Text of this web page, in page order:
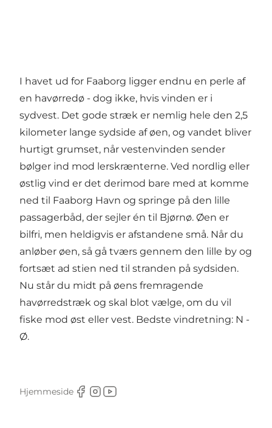
I havet ud for Faaborg ligger endnu en perle af
en havørredø - dog ikke, hvis vinden er i
sydvest. Det gode stræk er nemlig hele den 2,5
kilometer lange sydside af øen, og vandet bliver
hurtigt grumset, når vestenvinden sender
bølger ind mod lerskrænterne. Ved nordlig eller
østlig vind er det derimod bare med at komme
ned til Faaborg Havn og springe på den lille
passagerbåd, der sejler én til Bjørnø. Øen er
bilfri, men heldigvis er afstandene små. Når du
anløber øen, så gå tværs gennem den lille by og
fortsæt ad stien ned til stranden på sydsiden.
Nu står du midt på øens fremragende
havørredstræk og skal blot vælge, om du vil
fiske mod øst eller vest. Bedste vindretning: N -
Ø.
Hjemmeside
Facebook
Instagram
Youtube